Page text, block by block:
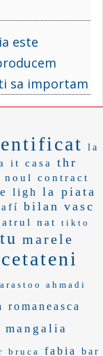
este
sa importam
la
it casa
thr
noul contract
ligh la piata
bilan vasc
nat tikto
marele
cetateni
ahmadi
romaneasca
mangalia
bruca fabia bar